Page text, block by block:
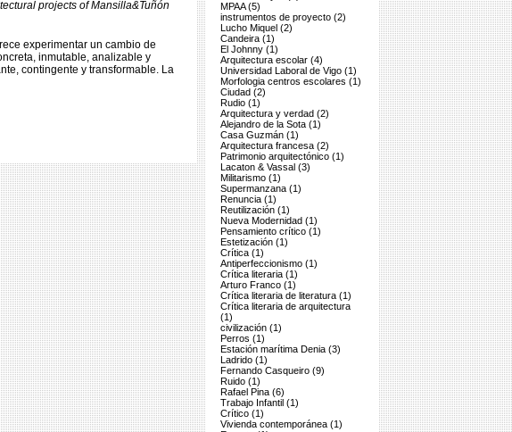
projects of Mansilla&Tuñón
experimentar un cambio de
inmutable, analizable y
contingente y transformable. La
MPAA (5)
instrumentos de proyecto (2)
Lucho Miquel (2)
Candeira (1)
El Johnny (1)
Arquitectura escolar (4)
Universidad Laboral de Vigo (1)
Morfologia centros escolares (1)
Ciudad (2)
Rudio (1)
Arquitectura y verdad (2)
Alejandro de la Sota (1)
Casa Guzmán (1)
Arquitectura francesa (2)
Patrimonio arquitectónico (1)
Lacaton & Vassal (3)
Militarismo (1)
Supermanzana (1)
Renuncia (1)
Reutilización (1)
Nueva Modernidad (1)
Pensamiento crítico (1)
Estetización (1)
Crítica (1)
Antiperfeccionismo (1)
Crítica literaria (1)
Arturo Franco (1)
Crítica literaria de literatura (1)
Crítica literaria de arquitectura
(1)
civilización (1)
Perros (1)
Estación marítima Denia (3)
Ladrido (1)
Fernando Casqueiro (9)
Ruido (1)
Rafael Pina (6)
Trabajo Infantil (1)
Crítico (1)
Vivienda contemporánea (1)